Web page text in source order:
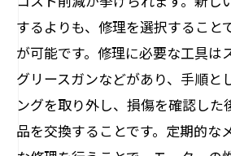
するよりも、修理を選択すること
が可能です。修理に必要な工具は
グリースガンなどがあり、手順と
ングを取り外し、損傷を確認した
品を交換することです。定期的な